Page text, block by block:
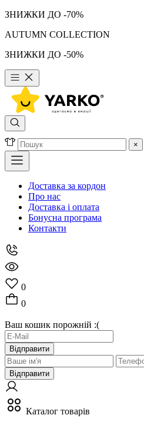
ЗНИЖКИ ДО -70%
AUTUMN COLLECTION
ЗНИЖКИ ДО -50%
×
Доставка за кордон
Про нас
Доставка і оплата
Бонусна програма
Контакти
0
0
Ваш кошик порожній :(
Відправити
Відправити
Каталог товарів